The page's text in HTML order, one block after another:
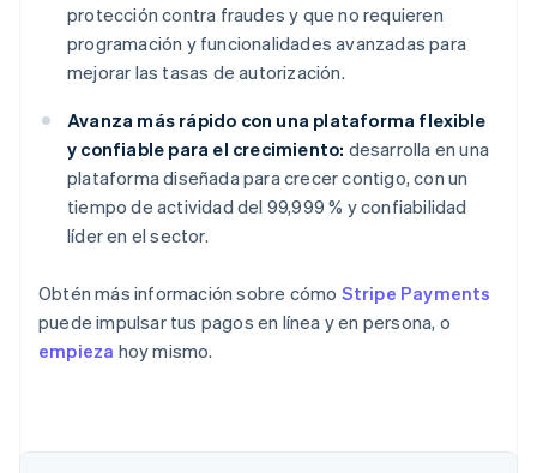
protección contra fraudes y que no requieren
programación y funcionalidades avanzadas para
mejorar las tasas de autorización.
Avanza más rápido con una plataforma flexible
y confiable para el crecimiento: desarrolla en una
plataforma diseñada para crecer contigo, con un
tiempo de actividad del 99,999 % y confiabilidad
líder en el sector.
Obtén más información sobre cómo Stripe Payments
puede impulsar tus pagos en línea y en persona, o
empieza hoy mismo.
Australia